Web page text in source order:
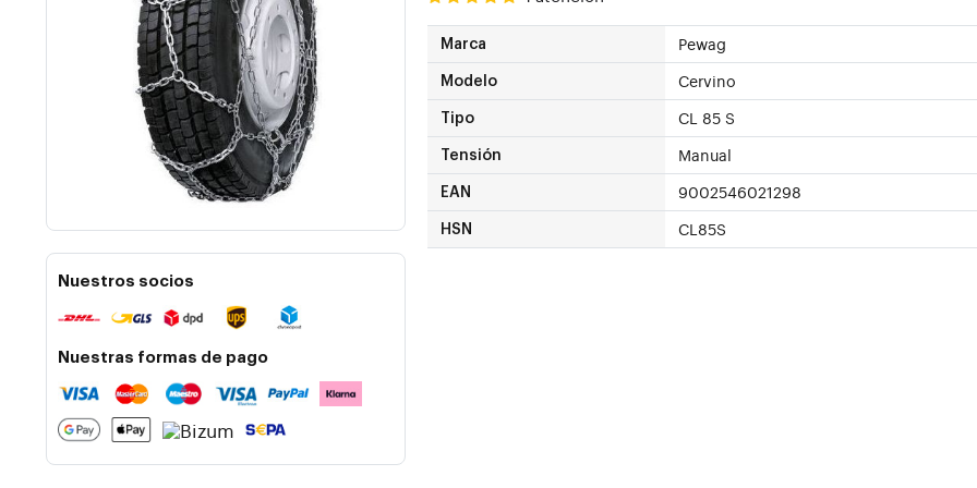
Nuestros socios
Nuestras formas de pago
Marca Pewag
Modelo Cervino
Tipo CL 85 S
Tensión Manual
EAN 9002546021298
HSN CL85S